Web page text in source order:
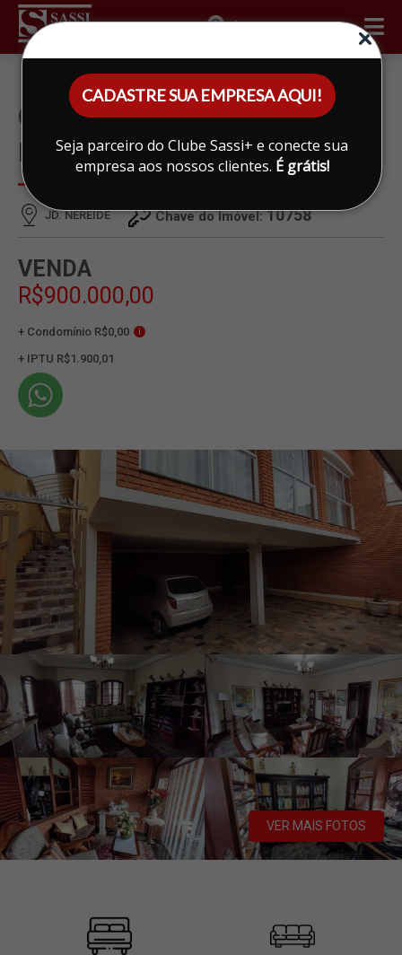
CADASTRE SUA EMPRESA AQUI!
Seja parceiro do Clube Sassi+ e conecte sua
empresa aos nossos clientes. É grátis!
ÁREA DO CLIENTE
CASA À VENDA EM JD.
NEREIDE, LIMEIRA
JD. NEREIDE Chave do Imóvel:10758
VENDA
R$900.000,00
+ Condomínio R$0,00 i
+ IPTU R$1.900,01
VER MAIS FOTOS